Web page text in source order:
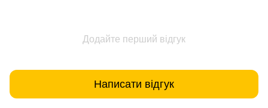
Додайте перший відгук
Написати відгук